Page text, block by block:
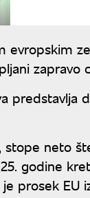
evropskim
zapravo
predstavlja
stope neto
godine
prosek EU